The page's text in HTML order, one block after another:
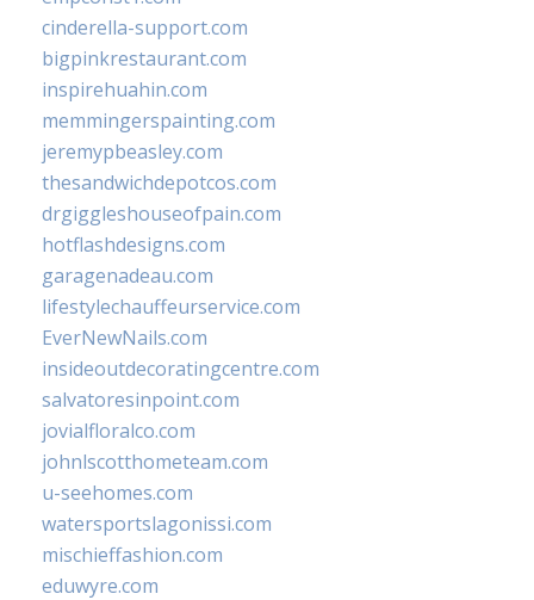
cinderella-support.com
bigpinkrestaurant.com
inspirehuahin.com
memmingerspainting.com
jeremypbeasley.com
thesandwichdepotcos.com
drgiggleshouseofpain.com
hotflashdesigns.com
garagenadeau.com
lifestylechauffeurservice.com
EverNewNails.com
insideoutdecoratingcentre.com
salvatoresinpoint.com
jovialfloralco.com
johnlscotthometeam.com
u-seehomes.com
watersportslagonissi.com
mischieffashion.com
eduwyre.com